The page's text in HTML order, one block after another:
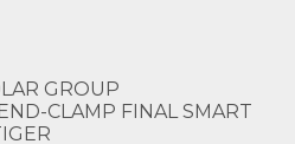
GROUP
CLAMP FINAL SMART